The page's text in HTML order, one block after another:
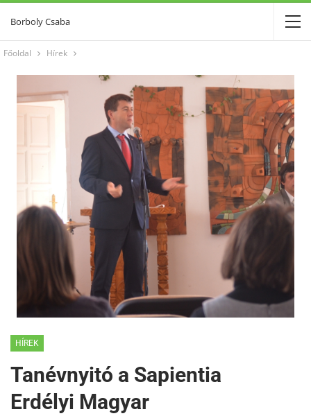
Borboly Csaba
Főoldal Hírek
HÍREK
Tanévnyitó a Sapientia
Erdélyi Magyar